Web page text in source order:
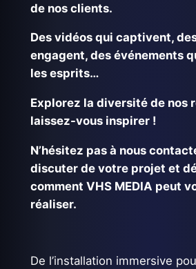
de nos clients.
Des vidéos qui captivent,
engagent, des événements
les esprits…
Explorez la diversité de nos
laissez-vous inspirer !
N’hésitez pas à nous
discuter de votre projet et
comment VHS MEDIA peut
réaliser.
De l’installation immersive